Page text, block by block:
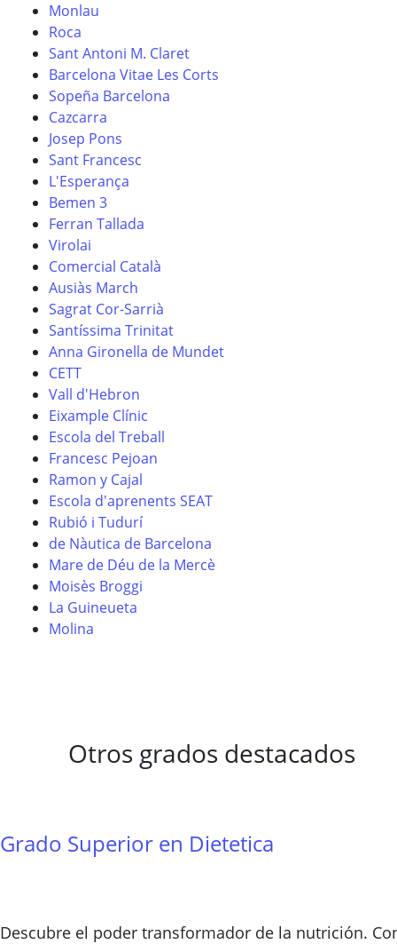
Monlau
Roca
Sant Antoni M. Claret
Barcelona Vitae Les Corts
Sopeña Barcelona
Cazcarra
Josep Pons
Sant Francesc
L'Esperança
Bemen 3
Ferran Tallada
Virolai
Comercial Català
Ausiàs March
Sagrat Cor-Sarrià
Santíssima Trinitat
Anna Gironella de Mundet
CETT
Vall d'Hebron
Eixample Clínic
Escola del Treball
Francesc Pejoan
Ramon y Cajal
Escola d'aprenents SEAT
Rubió i Tudurí
de Nàutica de Barcelona
Mare de Déu de la Mercè
Moisès Broggi
La Guineueta
Molina
Otros grados destacados
Grado Superior en Dietetica
Descubre el poder transformador de la nutrición.